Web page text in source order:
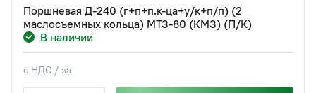
Поршневая Д-240 (г+п+п.к-ца+у/к+п/п) (2
маслосъемных кольца) МТЗ-80 (КМЗ) (П/К)
В наличии
с НДС / за